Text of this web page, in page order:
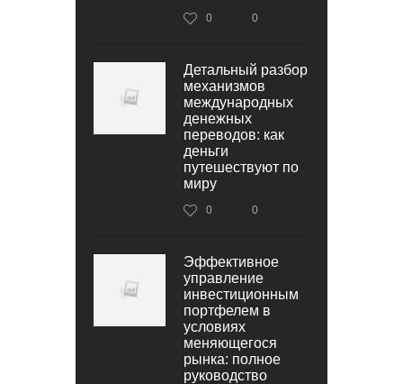
0 0
Детальный разбор
механизмов
международных
денежных
переводов: как
деньги
путешествуют по
миру
0 0
Эффективное
управление
инвестиционным
портфелем в
условиях
меняющегося
рынка: полное
руководство